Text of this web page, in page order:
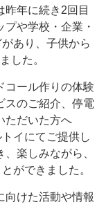
昨年に続き2回目
や学校・企業・
あり、子供から
した。
コール作りの体験
スのご紹介、停電
ただいた方へ
イにてご提供し
楽しみながら、
ができました。
向けた活動や情報